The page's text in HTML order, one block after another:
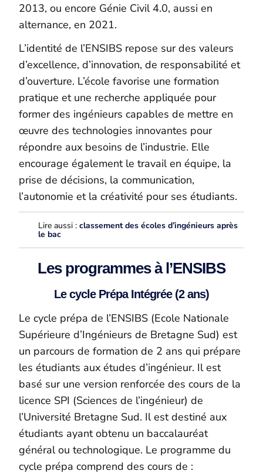
2013, ou encore Génie Civil 4.0, aussi en
alternance, en 2021.
L’identité de l’ENSIBS repose sur des valeurs
d’excellence, d’innovation, de responsabilité et
d’ouverture. L’école favorise une formation
pratique et une recherche appliquée pour
former des ingénieurs capables de mettre en
œuvre des technologies innovantes pour
répondre aux besoins de l’industrie. Elle
encourage également le travail en équipe, la
prise de décisions, la communication,
l’autonomie et la créativité pour ses étudiants.
Lire aussi :classement des écoles d’ingénieurs après
le bac
Les programmes à l’ENSIBS
Le cycle Prépa Intégrée (2 ans)
Le cycle prépa de l’ENSIBS (Ecole Nationale
Supérieure d’Ingénieurs de Bretagne Sud) est
un parcours de formation de 2 ans qui prépare
les étudiants aux études d’ingénieur. Il est
basé sur une version renforcée des cours de la
licence SPI (Sciences de l’ingénieur) de
l’Université Bretagne Sud. Il est destiné aux
étudiants ayant obtenu un baccalauréat
général ou technologique. Le programme du
cycle prépa comprend des cours de :